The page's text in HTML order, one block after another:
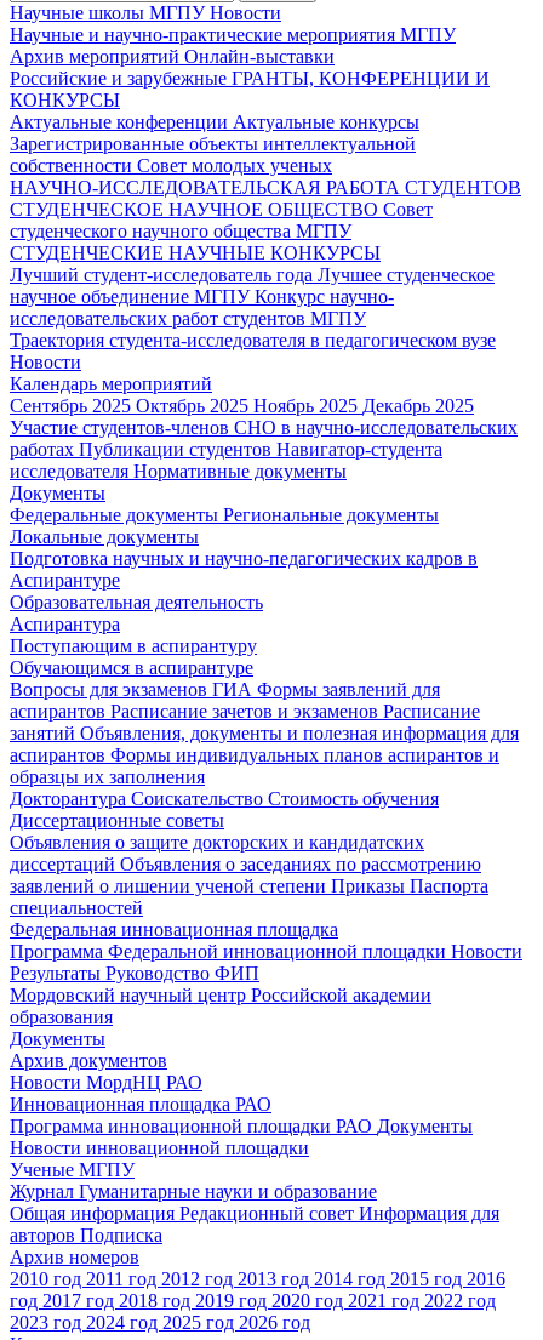
Научные школы МГПУНовости
Научные и научно-практические мероприятия МГПУ
Архив мероприятий Онлайн-выставки
Российские и зарубежные ГРАНТЫ, КОНФЕРЕНЦИИ И
КОНКУРСЫ
Актуальные конференции Актуальные конкурсы
Зарегистрированные объекты интеллектуальной
собственности Совет молодых ученых
НАУЧНО-ИССЛЕДОВАТЕЛЬСКАЯ РАБОТА СТУДЕНТОВ
СТУДЕНЧЕСКОЕ НАУЧНОЕ ОБЩЕСТВО Совет
студенческого научного общества МГПУ
СТУДЕНЧЕСКИЕ НАУЧНЫЕ КОНКУРСЫ
Лучший студент-исследователь года Лучшее студенческое
научное объединение МГПУКонкурс научно-
исследовательских работ студентов МГПУ
Траектория студента-исследователя в педагогическом вузе
Новости
Календарь мероприятий
Сентябрь 2025 Октябрь 2025 Ноябрь 2025 Декабрь 2025
Участие студентов-членов СНО в научно-исследовательских
работах Публикации студентов Навигатор-студента
исследователя Нормативные документы
Документы
Федеральные документы Региональные документы
Локальные документы
Подготовка научных и научно-педагогических кадров в
Аспирантуре
Образовательная деятельность
Аспирантура
Поступающим в аспирантуру
Обучающимся в аспирантуре
Вопросы для экзаменов ГИА Формы заявлений для
аспирантов Расписание зачетов и экзаменов Расписание
занятий Объявления, документы и полезная информация для
аспирантов Формы индивидуальных планов аспирантов и
образцы их заполнения
Докторантура Соискательство Стоимость обучения
Диссертационные советы
Объявления о защите докторских и кандидатских
диссертаций Объявления о заседаниях по рассмотрению
заявлений о лишении ученой степени Приказы Паспорта
специальностей
Федеральная инновационная площадка
Программа Федеральной инновационной площадки Новости
Результаты Руководство ФИП
Мордовский научный центр Российской академии
образования
Документы
Архив документов
Новости МордНЦ РАО
Инновационная площадка РАО
Программа инновационной площадки РАО Документы
Новости инновационной площадки
Ученые МГПУ
Журнал Гуманитарные науки и образование
Общая информация Редакционный совет Информация для
авторов Подписка
Архив номеров
2010 год 2011 год 2012 год 2013 год 2014 год 2015 год 2016
год 2017 год 2018 год 2019 год 2020 год 2021 год 2022 год
2023 год 2024 год 2025 год 2026 год